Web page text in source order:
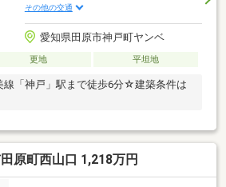
その他の交通
愛知県田原市神戸町ヤンベ
更地 平坦地
「神戸」駅まで徒歩6分☆建築条件は
原町西山口 1,218万円